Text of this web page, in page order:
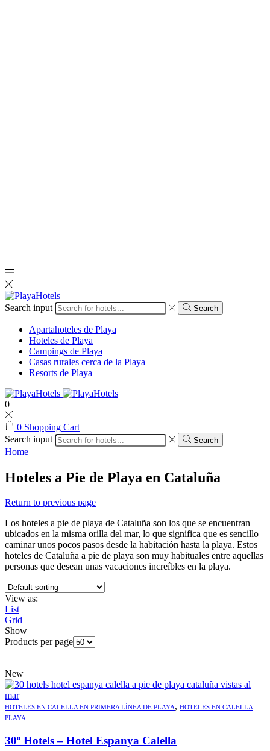
Search input Search
Apartahoteles de Playa
Hoteles de Playa
Campings de Playa
Casas rurales cerca de la Playa
Resorts de Playa
0
0 Shopping Cart
Search input
Search
Home
Hoteles a Pie de Playa en Cataluña
Return to previous page
Los hoteles a pie de playa de Cataluña son los que se encuentran
ubicados en la misma orilla del mar, lo que significa que es sencillo
caminar unos pocos pasos desde la habitación hasta la playa. Estos
hoteles de Cataluña a pie de playa son muy habituales entre aquellas
personas que desean unas vacaciones increíbles en la playa.
View as:
List
Grid
Show
Products per page
New
HOTELES EN CALELLA EN PRIMERA LÍNEA DE PLAYA, HOTELES EN CALELLA
PLAYA
30º Hotels – Hotel Espanya Calella